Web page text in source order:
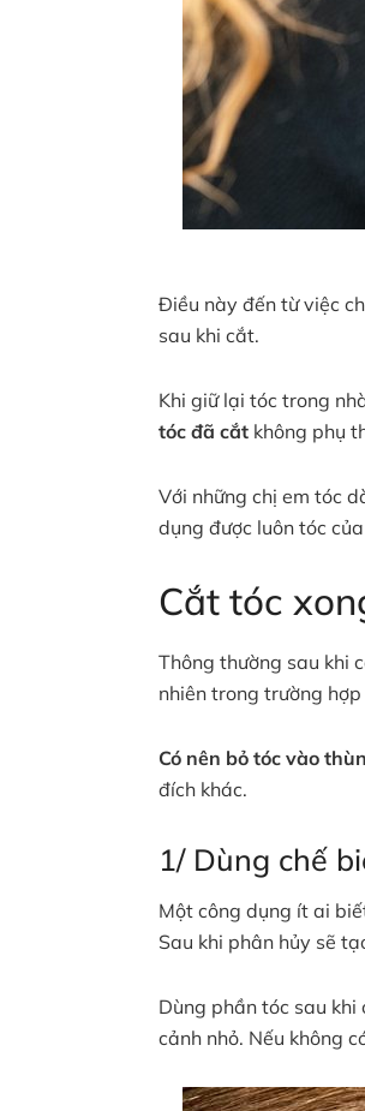
Điều này đến từ việc
sau khi cắt.
Khi giữ lại tóc trong
tóc đã cắt không phụ
Với những chị em tóc
dụng được luôn tóc
Cắt tóc
Thông thường sau khi
nhiên trong trường
Có nên bỏ tóc vào
đích khác.
1/ Dùng chế
Một công dụng ít ai
Sau khi phân hủy sẽ
Dùng phần tóc sau
cảnh nhỏ. Nếu không